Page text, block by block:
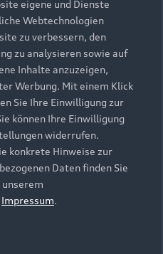
eigene und Dienste
Webtechnologien
zu verbessern, den
zu analysieren sowie auf
Inhalte anzuzeigen,
Werbung. Mit einem Klick
Sie Ihre Einwilligung zur
können Ihre Einwilligung
widerrufen.
konkrete Hinweise zur
Daten finden Sie
unserem
Impressum.